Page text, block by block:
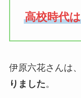
高校時代
伊原六花さんは、
りました。